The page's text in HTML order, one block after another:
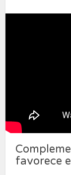
favorece